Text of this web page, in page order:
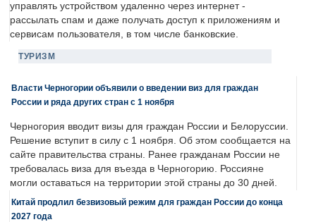
управлять устройством удаленно через интернет -
рассылать спам и даже получать доступ к приложениям и
сервисам пользователя, в том числе банковские.
ТУРИЗМ
Власти Черногории объявили о введении виз для граждан
России и ряда других стран с 1 ноября
Черногория вводит визы для граждан России и Белоруссии.
Решение вступит в силу с 1 ноября. Об этом сообщается на
сайте правительства страны. Ранее гражданам России не
требовалась виза для въезда в Черногорию. Россияне
могли оставаться на территории этой страны до 30 дней.
Китай продлил безвизовый режим для граждан России до конца
2027 года